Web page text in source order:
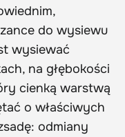
do wysiewu
wysiewać
na głębokości
cienką warstwą
o właściwych
odmiany